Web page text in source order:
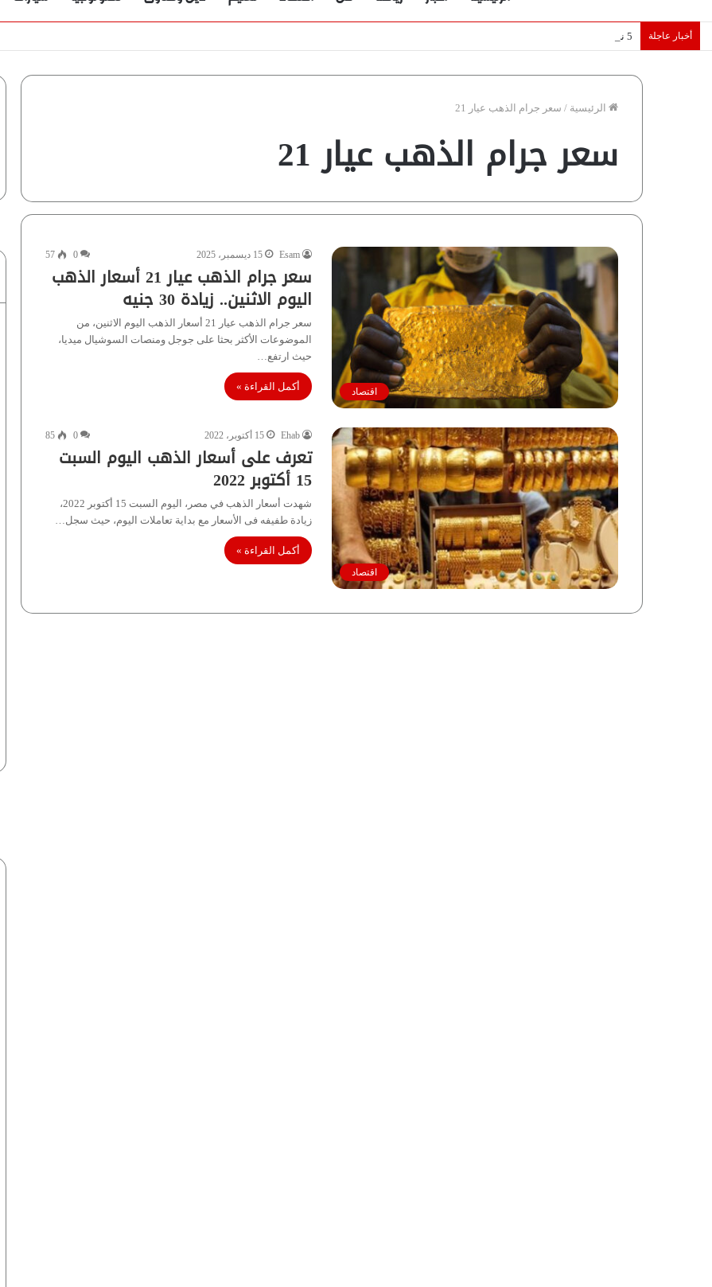
أخبار عاجلة 5 نجوم عرب يخطفون الأضواء بسوق الانتقالات الأوروبية 2026.. “رؤية” تكشف التفاصيل | إنفوجراف
الرئيسية / سعر جرام الذهب عيار 21
سعر جرام الذهب عيار 21
اقتصاد
Esam 15 ديسمبر، 2025 0
57
سعر جرام الذهب عيار 21 أسعار الذهب
اليوم الاثنين.. زيادة 30 جنيه
سعر جرام الذهب عيار 21 أسعار الذهب اليوم الاثنين، من
الموضوعات الأكثر بحثا على جوجل ومنصات السوشيال ميديا،
حيث ارتفع…
أكمل القراءة »
اقتصاد
Ehab 15 أكتوبر، 2022 0
85
تعرف على أسعار الذهب اليوم السبت
15 أكتوبر 2022
شهدت أسعار الذهب في مصر، اليوم السبت 15 أكتوبر 2022،
زيادة طفيفه فى الأسعار مع بداية تعاملات اليوم، حيث سجل…
أكمل القراءة »